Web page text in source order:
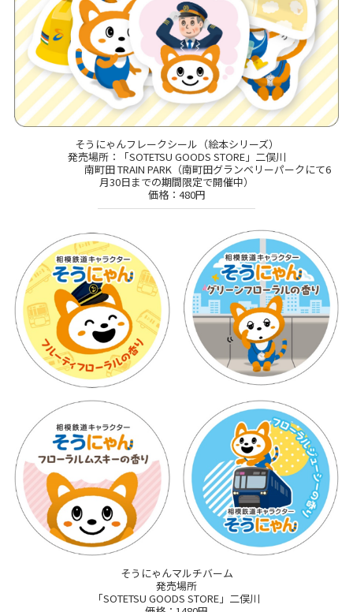
そうにゃんフレークシール（絵本シリーズ）
発売場所：「SOTETSU GOODS STORE」二俣川
南町田 TRAIN PARK（南町田グランベリーパークにて6
月30日までの期間限定で開催中）
価格：480円
そうにゃんマルチバーム
発売場所
「SOTETSU GOODS STORE」二俣川